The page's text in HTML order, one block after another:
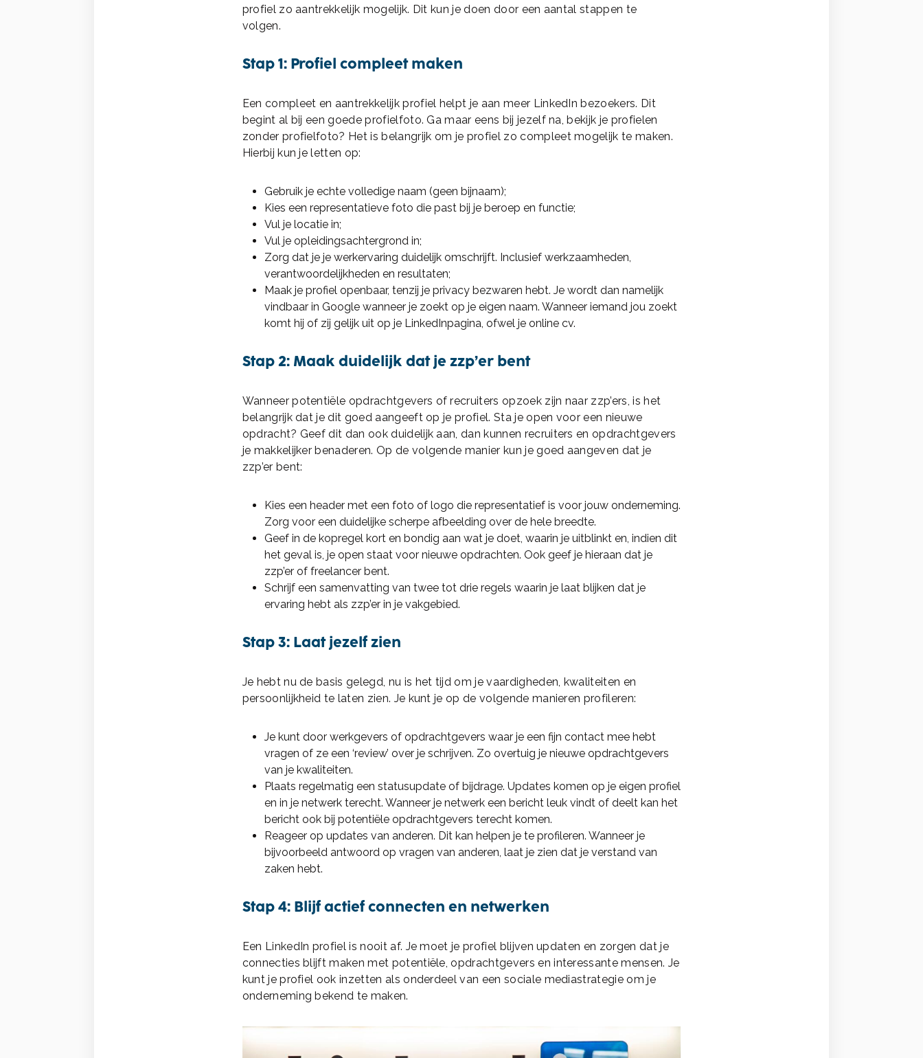
profiel zo aantrekkelijk mogelijk. Dit kun je doen door een aantal stappen te
volgen.
Stap 1: Profiel compleet maken
Een compleet en aantrekkelijk profiel helpt je aan meer LinkedIn bezoekers. Dit
begint al bij een goede profielfoto. Ga maar eens bij jezelf na, bekijk je profielen
zonder profielfoto? Het is belangrijk om je profiel zo compleet mogelijk te maken.
Hierbij kun je letten op:
Gebruik je echte volledige naam (geen bijnaam);
Kies een representatieve foto die past bij je beroep en functie;
Vul je locatie in;
Vul je opleidingsachtergrond in;
Zorg dat je je werkervaring duidelijk omschrijft. Inclusief werkzaamheden,
verantwoordelijkheden en resultaten;
Maak je profiel openbaar, tenzij je privacy bezwaren hebt. Je wordt dan namelijk
vindbaar in Google wanneer je zoekt op je eigen naam. Wanneer iemand jou zoekt
komt hij of zij gelijk uit op je LinkedInpagina, ofwel je online cv.
Stap 2: Maak duidelijk dat je zzp’er bent
Wanneer potentiële opdrachtgevers of recruiters opzoek zijn naar zzp’ers, is het
belangrijk dat je dit goed aangeeft op je profiel. Sta je open voor een nieuwe
opdracht? Geef dit dan ook duidelijk aan, dan kunnen recruiters en opdrachtgevers
je makkelijker benaderen. Op de volgende manier kun je goed aangeven dat je
zzp’er bent:
Kies een header met een foto of logo die representatief is voor jouw onderneming.
Zorg voor een duidelijke scherpe afbeelding over de hele breedte.
Geef in de kopregel kort en bondig aan wat je doet, waarin je uitblinkt en, indien dit
het geval is, je open staat voor nieuwe opdrachten. Ook geef je hieraan dat je
zzp’er of freelancer bent.
Schrijf een samenvatting van twee tot drie regels waarin je laat blijken dat je
ervaring hebt als zzp’er in je vakgebied.
Stap 3: Laat jezelf zien
Je hebt nu de basis gelegd, nu is het tijd om je vaardigheden, kwaliteiten en
persoonlijkheid te laten zien. Je kunt je op de volgende manieren profileren:
Je kunt door werkgevers of opdrachtgevers waar je een fijn contact mee hebt
vragen of ze een ‘review’ over je schrijven. Zo overtuig je nieuwe opdrachtgevers
van je kwaliteiten.
Plaats regelmatig een statusupdate of bijdrage. Updates komen op je eigen profiel
en in je netwerk terecht. Wanneer je netwerk een bericht leuk vindt of deelt kan het
bericht ook bij potentiële opdrachtgevers terecht komen.
Reageer op updates van anderen. Dit kan helpen je te profileren. Wanneer je
bijvoorbeeld antwoord op vragen van anderen, laat je zien dat je verstand van
zaken hebt.
Stap 4: Blijf actief connecten en netwerken
Een LinkedIn profiel is nooit af. Je moet je profiel blijven updaten en zorgen dat je
connecties blijft maken met potentiële, opdrachtgevers en interessante mensen. Je
kunt je profiel ook inzetten als onderdeel van een sociale mediastrategie om je
onderneming bekend te maken.